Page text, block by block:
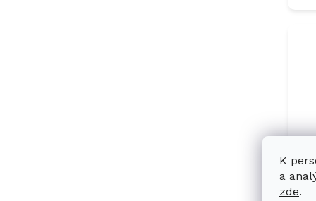
K
a
zde.